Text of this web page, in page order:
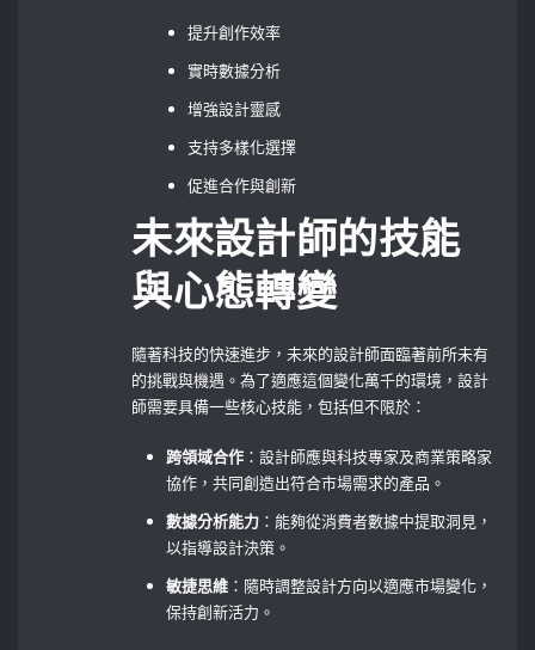
提升創作效率
實時數據分析
增強設計靈感
支持多樣化選擇
促進合作與創新
未來設計師的技能
與心態轉變
隨著科技的快速進步，未來的設計師面臨著前所未有
的挑戰與機遇。為了適應這個變化萬千的環境，設計
師需要具備一些核心技能，包括但不限於：
跨領域合作 ：設計師應與科技專家及商業策略家
協作，共同創造出符合市場需求的產品。
數據分析能力 ：能夠從消費者數據中提取洞見，
以指導設計決策。
敏捷思維 ：隨時調整設計方向以適應市場變化，
保持創新活力。